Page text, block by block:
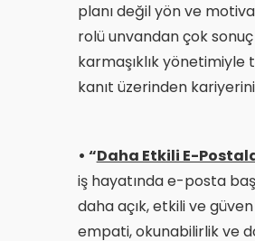
planı değil yön ve
rolü unvandan çok
karmaşıklık
kanıt üzerinden
• “Daha Etkili E-
iş hayatında e-posta
daha açık, etkili ve
empati, okunabilirlik ve